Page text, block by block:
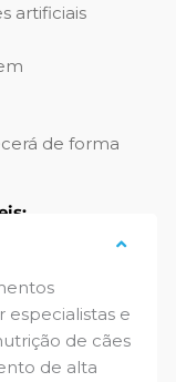
artificiais
de forma
e
de cães
de alta